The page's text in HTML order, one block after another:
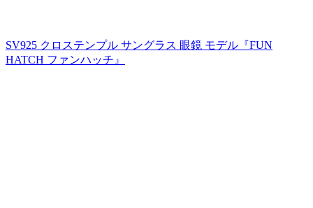
SV925 クロステンプル サングラス 眼鏡 モデル『FUN
HATCH ファンハッチ』